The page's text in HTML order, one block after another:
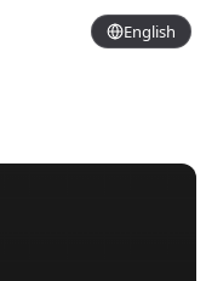
English